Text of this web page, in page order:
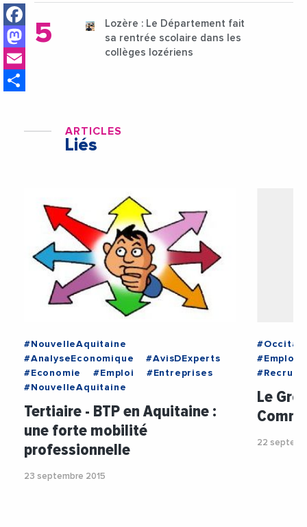
Facebook
Mastodon
Lozère : Le Département fait
sa rentrée scolaire dans les
collèges lozériens
ARTICLES
Liés
#NouvelleAquitaine
#AnalyseEconomique
#AvisDExperts
#Economie
#Emploi
#Entreprises
#NouvelleAquitaine
Tertiaire - BTP en Aquitaine :
une forte mobilité
professionnelle
23 septembre 2015
#Emploi
Le
22